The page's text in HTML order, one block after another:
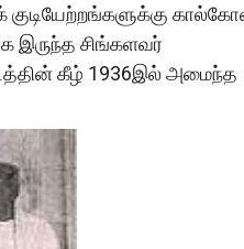
இருந்த சிங்களவர்
கீழ் 1936இல் அமைந்த